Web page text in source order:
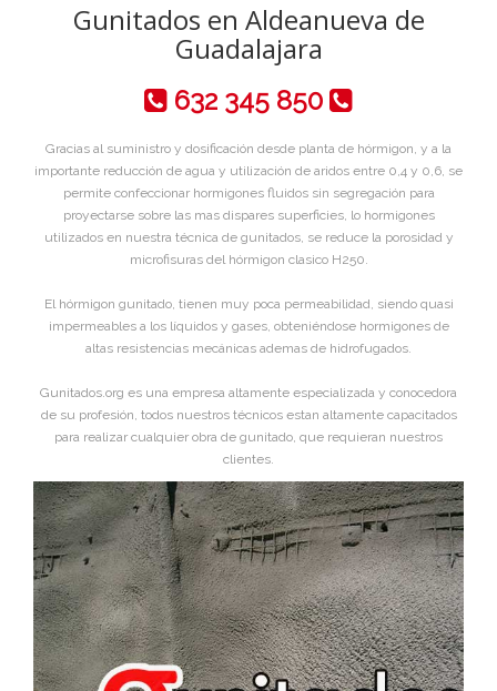
Gunitados en Aldeanueva de
Guadalajara
632 345 850
Gracias al suministro y dosificación desde planta de hórmigon, y a la
importante reducción de agua y utilización de aridos entre 0,4 y 0,6, se
permite confeccionar hormigones fluidos sin segregación para
proyectarse sobre las mas dispares superficies, lo hormigones
utilizados en nuestra técnica de gunitados, se reduce la porosidad y
microfisuras del hórmigon clasico H250.
El hórmigon gunitado, tienen muy poca permeabilidad, siendo quasi
impermeables a los líquidos y gases, obteniéndose hormigones de
altas resistencias mecánicas ademas de hidrofugados.
Gunitados.org es una empresa altamente especializada y conocedora
de su profesión, todos nuestros técnicos estan altamente capacitados
para realizar cualquier obra de gunitado, que requieran nuestros
clientes.